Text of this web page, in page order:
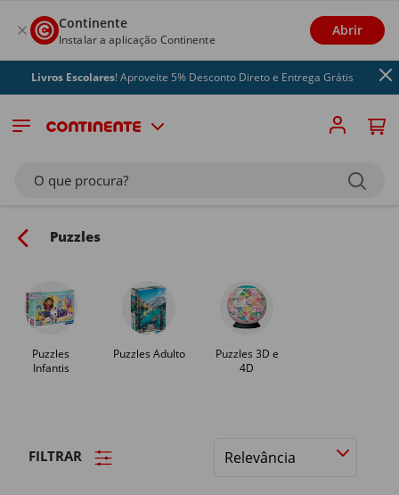
Continente
Instalar a aplicação Continente
Abrir
Escolares! Aproveite 5% Desconto Direto e Entrega Grátis
O que procura?
Puzzles
Puzzles
Infantis
Puzzles Adulto
Puzzles 3D e
4D
FILTRAR
Ordenar